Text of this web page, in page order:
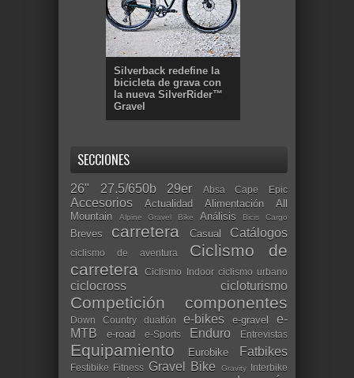
Silverback redefine la
bicicleta de grava con
la nueva SilverRider™
Gravel
SECCIONES
26" 27.5/650b 29er Absa Cape Epic
Accesorios Actualidad Alimentación
All
Mountain
Alpine Gravel Bike Análisis Bicis Cargo
Breves carretera Casual Catálogos
ciclismo de aventura
Ciclismo de
carretera
Ciclismo Indoor ciclismo urbano
ciclocross cicloturismo
Competición componentes
Down Country duatlón e-bikes e-gravel
e-
MTB
e-road e-Sports Enduro Entrevistas
Equipamiento Eurobike Fatbikes
Festibike Fitness Gravel Bike Gravity Interbike